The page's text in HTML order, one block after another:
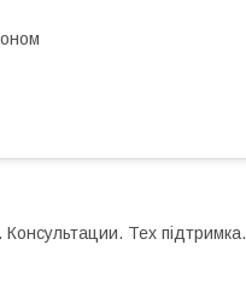
Тех підтримка.